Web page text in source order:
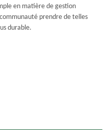
en matière de gestion
prendre de telles
durable.